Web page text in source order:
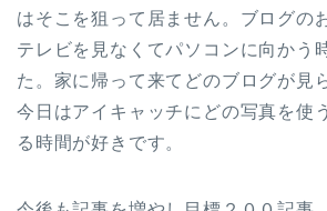
はそこを狙って居ません。ブログの
テレビを見なくてパソコンに向かう
た。家に帰って来てどのブログが
今日はアイキャッチにどの写真を使
る時間が好きです。